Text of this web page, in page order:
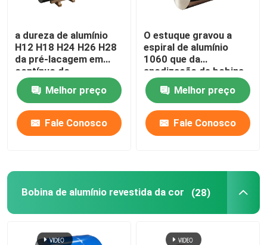
a dureza de alumínio
H12 H18 H24 H26 H28
da pré-lacagem em
contínuo do
revestimento do
moinho 3003 1100-
H14 laminou 0,027
Melhor preço
Fale Conosco
O estuque gravou a
espiral de alumínio
1060 que da
anodização de bobina
o emperramento 1050
H14 revestiu Pvc 0.1-
300mm
Melhor preço
Fale Conosco
Bobina de alumínio revestida da cor (28)